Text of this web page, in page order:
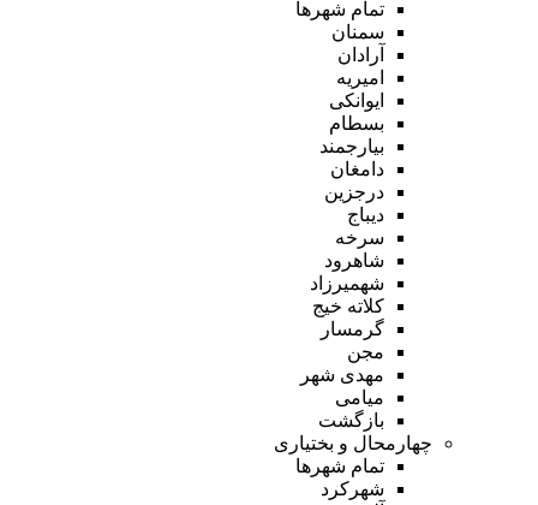
تمام شهر‌ها
سمنان
آرادان
امیریه
ایوانکی
بسطام
بیارجمند
دامغان
درجزین
دیباج
سرخه
شاهرود
شهمیرزاد
کلاته خیج
گرمسار
مجن
مهدی شهر
میامی
بازگشت
چهارمحال و بختیاری
تمام شهر‌ها
شهرکرد